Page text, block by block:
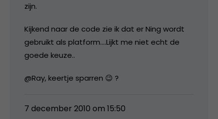
zijn.
Kijkend naar de code zie ik dat er Ning wordt
gebruikt als platform….Lijkt me niet echt de
goede keuze..
@Ray, keertje sparren 😉 ?
7 december 2010 om 15:50